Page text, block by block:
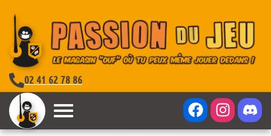
02 41 62 78 86